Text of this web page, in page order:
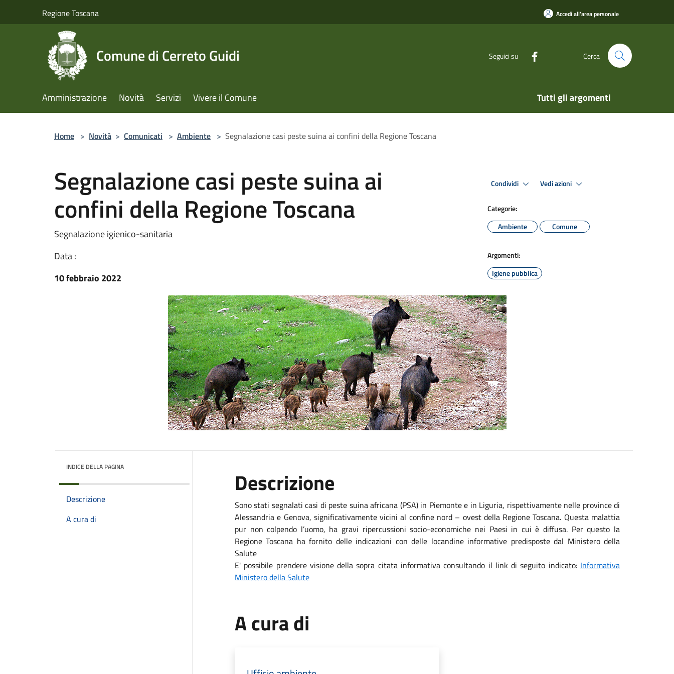
Regione Toscana Accedi all'area personale
Comune di Cerreto Guidi Seguici su Cerca
Amministrazione Novità Servizi Vivere il Comune Tutti gli argomenti
Home > Novità > Comunicati > Ambiente > Segnalazione casi peste suina ai confini della Regione Toscana
Segnalazione casi peste suina ai
confini della Regione Toscana
Segnalazione igienico-sanitaria
Data :
10 febbraio 2022
Condividi Vedi azioni
Categorie:
Ambiente
Comune
Argomenti:
Igiene pubblica
INDICE DELLA PAGINA
Descrizione
A cura di
Descrizione
Sono stati segnalati casi di peste suina africana (PSA) in Piemonte e in Liguria, rispettivamente nelle province di
Alessandria e Genova, significativamente vicini al confine nord – ovest della Regione Toscana. Questa malattia
pur non colpendo l’uomo, ha gravi ripercussioni socio-economiche nei Paesi in cui è diffusa. Per questo la
Regione Toscana ha fornito delle indicazioni con delle locandine informative predisposte dal Ministero della
Salute
E' possibile prendere visione della sopra citata informativa consultando il link di seguito indicato: Informativa
Ministero della Salute
A cura di